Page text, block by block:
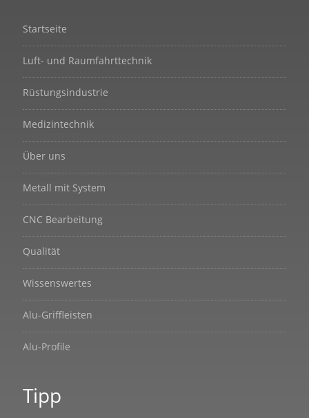
Startseite
Luft- und Raumfahrttechnik
Rüstungsindustrie
Medizintechnik
Über uns
Metall mit System
CNC Bearbeitung
Qualität
Wissenswertes
Alu-Griffleisten
Alu-Profile
Tipp